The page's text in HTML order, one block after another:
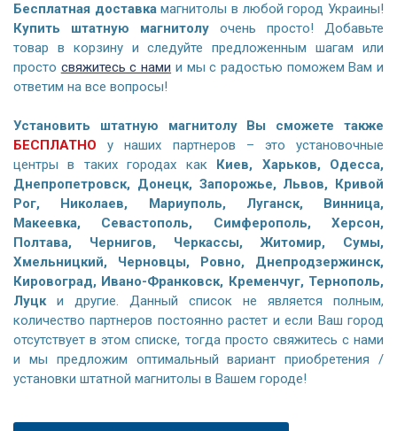
Бесплатная доставкамагнитолы в любой город Украины!
Купить штатную магнитолу очень просто! Добавьте
товар в корзину и следуйте предложенным шагам или
просто свяжитесь с нами и мы с радостью поможем Вам и
ответим на все вопросы!
Установить штатную магнитолу Вы сможете также
БЕСПЛАТНО у наших партнеров – это установочные
центры в таких городах как Киев, Харьков, Одесса,
Днепропетровск, Донецк, Запорожье, Львов, Кривой
Рог, Николаев, Мариуполь, Луганск, Винница,
Макеевка, Севастополь, Симферополь, Херсон,
Полтава, Чернигов, Черкассы, Житомир, Сумы,
Хмельницкий, Черновцы, Ровно, Днепродзержинск,
Кировоград, Ивано-Франковск, Кременчуг, Тернополь,
Луцки другие. Данный список не является полным,
количество партнеров постоянно растет и если Ваш город
отсутствует в этом списке, тогда просто свяжитесь с нами
и мы предложим оптимальный вариант приобретения /
установки штатной магнитолы в Вашем городе!